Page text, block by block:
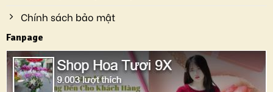
Chính sách bảo mật
Fanpage